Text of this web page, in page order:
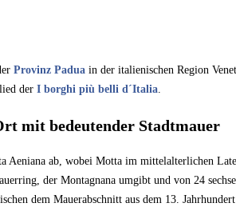
Provinz Padua in der italienischen Region
der I borghi più belli d´Italia
mit bedeutender Stadtmauer
Aeniana ab, wobei Motta im mittelalterlichen
der Montagnana umgibt und von 24
dem Mauerabschnitt aus dem 13.